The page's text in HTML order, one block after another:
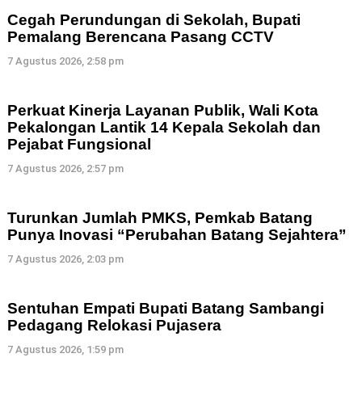
Cegah Perundungan di Sekolah, Bupati
Pemalang Berencana Pasang CCTV
7 Agustus 2026, 2:58 pm
Perkuat Kinerja Layanan Publik, Wali Kota
Pekalongan Lantik 14 Kepala Sekolah dan
Pejabat Fungsional
7 Agustus 2026, 2:57 pm
Turunkan Jumlah PMKS, Pemkab Batang
Punya Inovasi “Perubahan Batang Sejahtera”
7 Agustus 2026, 2:03 pm
Sentuhan Empati Bupati Batang Sambangi
Pedagang Relokasi Pujasera
7 Agustus 2026, 1:59 pm